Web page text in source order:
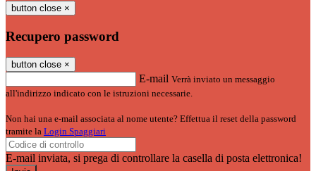
button close ×
Recupero password
button close ×
E-mail Verrà inviato un messaggio
all'indirizzo indicato con le istruzioni necessarie.
Non hai una e-mail associata al nome utente? Effettua il reset della password
tramite la Login Spaggiari
E-mail inviata, si prega di controllare la casella di posta elettronica!